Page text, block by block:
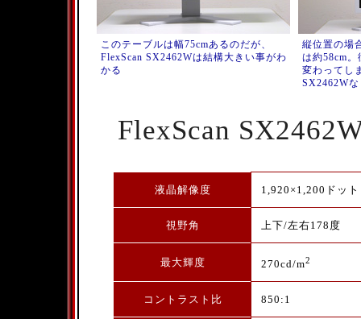
このテーブルは幅75cmあるのだが、
FlexScan SX2462Wは結構大きい事がわ
かる
縦位置の場
は約58cm
変わってし
SX2462W
FlexScan
液晶解像度 1,920×1,200ドッ
視野角 上下/左右178度
最大輝度 270cd/m2
コントラスト比 850:1